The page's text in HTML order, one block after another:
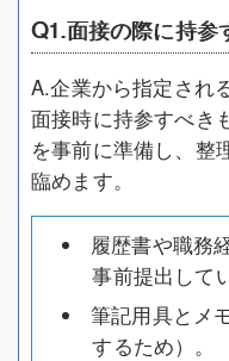
Q1.面接の際に持参
A.企業から指定され
面接時に持参すべき
を事前に準備し、整
臨めます。
履歴書や職務
事前提出して
筆記用具とメ
するため）。